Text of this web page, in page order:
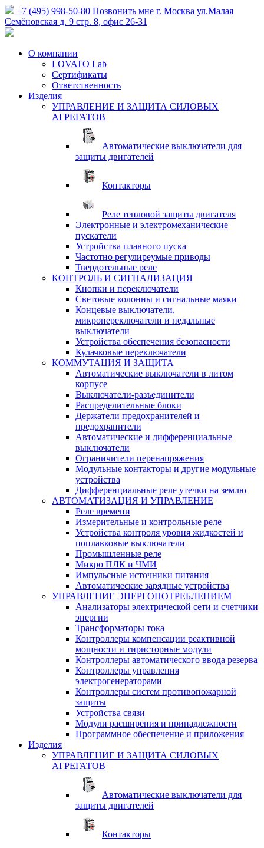
+7 (495) 998-50-80 Позвонить мне г. Москва ул.Малая
Семёновская д. 9 стр. 8, офис 26-31
О компании
LOVATO Lab
Сертификаты
Ответственность
Изделия
УПРАВЛЕНИЕ И ЗАЩИТА СИЛОВЫХ
АГРЕГАТОВ
Автоматические выключатели для
защиты двигателей
Контакторы
Реле тепловой защиты двигателя
Электронные и электромеханические
пускатели
Устройства плавного пуска
Частотно регулиреумые приводы
Твердотельные реле
КОНТРОЛЬ И СИГНАЛИЗАЦИЯ
Кнопки и переключатели
Световые колонны и сигнальные маяки
Концевые выключатели,
микропереключатели и педальные
выключатели
Устройства обеспечения безопасности
Кулачковые переключатели
КОММУТАЦИЯ И ЗАЩИТА
Автоматические выключатели в литом
корпусе
Выключатели-разъединители
Распределительные блоки
Держатели предохранителей и
предохранители
Автоматические и дифференциальные
выключатели
Ограничители перенапряжения
Модульные контакторы и другие модульные
устройства
Дифференциальные реле утечки на землю
АВТОМАТИЗАЦИЯ И УПРАВЛЕНИЕ
Реле времени
Измерительные и контрольные реле
Устройства контроля уровня жидкостей и
поплавковые выключатели
Промышленные реле
Микро ПЛК и ЧМИ
Импульсные источники питания
Автоматические зарядные устройства
УПРАВЛЕНИЕ ЭНЕРГОПОТРЕБЛЕНИЕМ
Анализаторы электрической сети и счетчики
энергии
Трансформаторы тока
Контроллеры компенсации реактивной
мощности и тиристорные модули
Контроллеры автоматического ввода резерва
Контроллеры управления
электрогенераторами
Контроллеры систем противопожарной
защиты
Устройства связи
Модули расширения и принадлежности
Программное обеспечение и приложения
Изделия
УПРАВЛЕНИЕ И ЗАЩИТА СИЛОВЫХ
АГРЕГАТОВ
Автоматические выключатели для
защиты двигателей
Контакторы